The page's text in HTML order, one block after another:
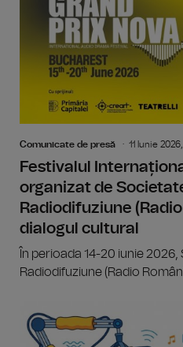
Comunicate de presă 11 Iunie 2026,
Festivalul
organizat de
Radiodifuziune
dialogul cultural
În perioada 14-20 iunie
Radiodifuziune (Radio